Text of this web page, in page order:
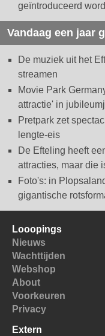
geïntroduceerd
Vandaag een jaar
De muziek uit het
streamen
Movie Park
attractie' in
Pretpark zet
lengte-eis
De Efteling heeft
attracties, maar die
Foto's: in
gigantische
Looopings
Nieuws
Wachttijden
Webshop
About
Voorkeuren
Privacy
Extern